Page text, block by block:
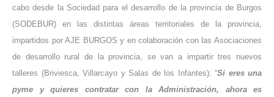
cabo desde la Sociedad para el desarrollo de la provincia de Burgos
(SODEBUR) en las distintas áreas territoriales de la provincia,
impartidos por AJE BURGOS y en colaboración con las Asociaciones
de desarrollo rural de la provincia, se van a impartir tres nuevos
talleres (Briviesca, Villarcayo y Salas de los Infantes): “Si eres una
pyme y quieres contratar con la Administración, ahora es